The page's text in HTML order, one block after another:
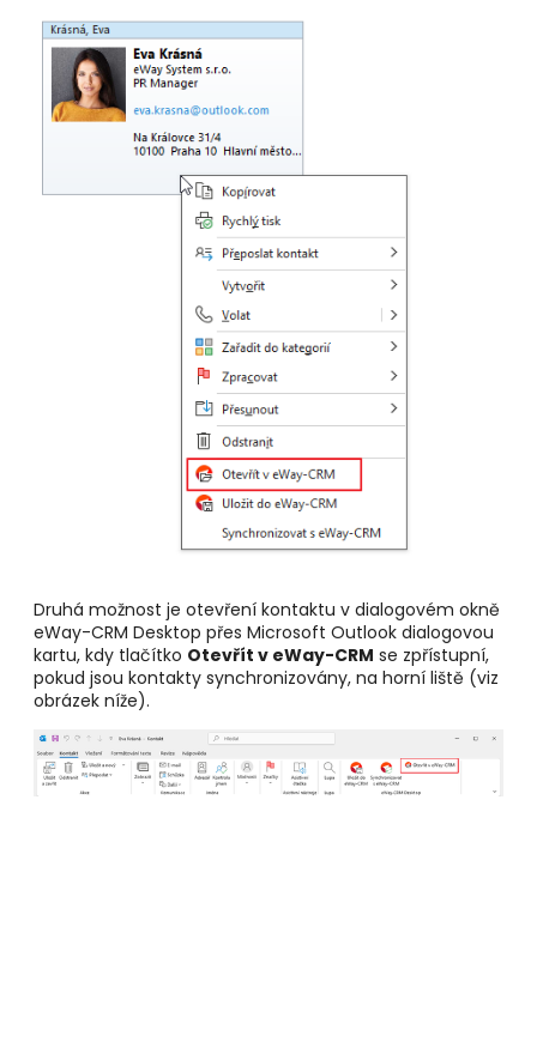
Druhá možnost je otevření kontaktu v dialogovém okně
eWay-CRM Desktop přes Microsoft Outlook dialogovou
kartu, kdy tlačítko Otevřít v eWay-CRM se zpřístupní,
pokud jsou kontakty synchronizovány, na horní liště (viz
obrázek níže).